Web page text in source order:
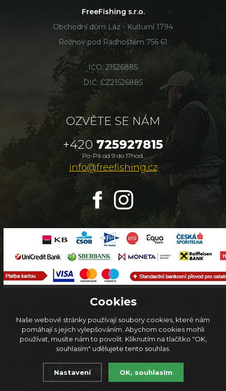
FreeFishing s.r.o.
Obchodní dům Láz - Kulturní 1794
Rožnov pod Radhoštěm 756 61
IČO: 21526885
DIČ: CZ21526885
OZVĚTE SE NÁM
+420 725927815
Po-Pá od 9 do 17hod.
info@freefishing.cz
© 2026FreeFishing.cz
Cookies
Naše webové stránky používají soubory cookies, které nám
pomáhají s jejich vylepšováním. Abychom cookies mohli
používat, musíte nám to povolit. Kliknutím na tlačítko "OK,
souhlasím" udělujete tento souhlas.
Nastavení OK, souhlasím